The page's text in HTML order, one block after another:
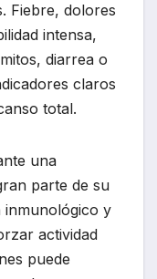
Fiebre, dolores
intensa,
diarrea o
claros
total.
una
parte de su
inmunológico y
actividad
puede